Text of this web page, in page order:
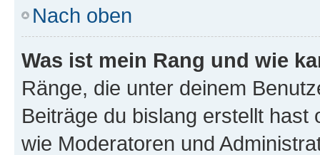
Nach oben
Was ist mein Rang und wie
Ränge, die unter deinem
Beiträge du bislang erstellt
wie Moderatoren und